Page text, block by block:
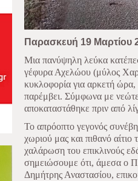
Παρασκευή 19 Μαρτίου
Μια πανύψηλη λεύκα
γέφυρα Αχελώου (μύλος
κυκλοφορία για αρκετή
παρέμβει. Σύμφωνα με
αποκαταστάθηκε πριν από
Το απρόοπτο γεγονός
χωριού μας και πιθανό
χαλάρωση του επικλινούς
σημειώσουμε ότι, άμεσα ο
Δημήτρης Αναστασίου,